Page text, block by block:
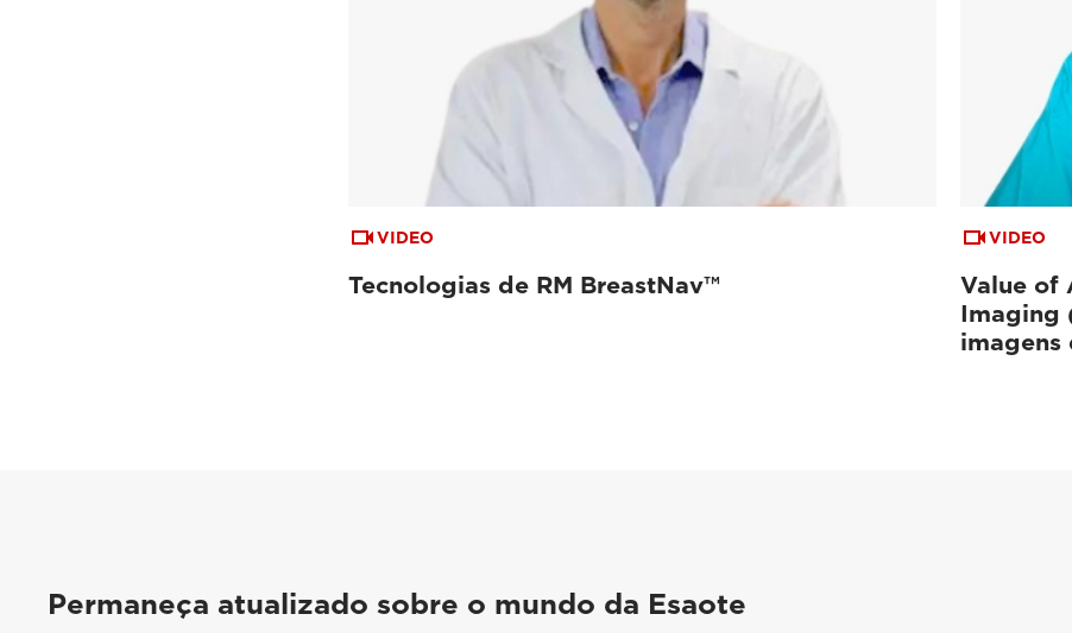
VIDEO
Tecnologias de RM BreastNav™
VIDEO
Value of
Imaging
imagens
Permaneça atualizado sobre o mundo da Esaote